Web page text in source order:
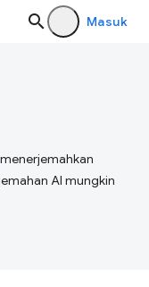
Masuk
AI mungkin